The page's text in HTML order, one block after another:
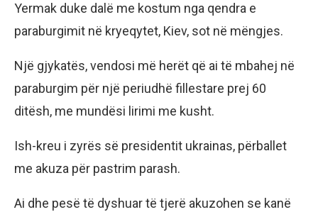
Yermak duke dalë me kostum nga qendra e
paraburgimit në kryeqytet, Kiev, sot në mëngjes.
Një gjykatës, vendosi më herët që ai të mbahej në
paraburgim për një periudhë fillestare prej 60
ditësh, me mundësi lirimi me kusht.
Ish-kreu i zyrës së presidentit ukrainas, përballet
me akuza për pastrim parash.
Ai dhe pesë të dyshuar të tjerë akuzohen se kanë